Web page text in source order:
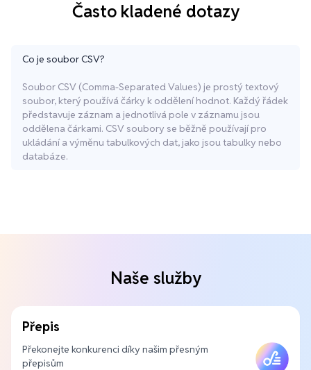
Často kladené dotazy
Co je soubor CSV?
Soubor CSV (Comma-Separated Values) je prostý textový
soubor, který používá čárky k oddělení hodnot. Každý řádek
představuje záznam a jednotlivá pole v záznamu jsou
oddělena čárkami. CSV soubory se běžně používají pro
ukládání a výměnu tabulkových dat, jako jsou tabulky nebo
databáze.
Naše služby
Přepis
Překonejte konkurenci díky našim přesným
přepisům